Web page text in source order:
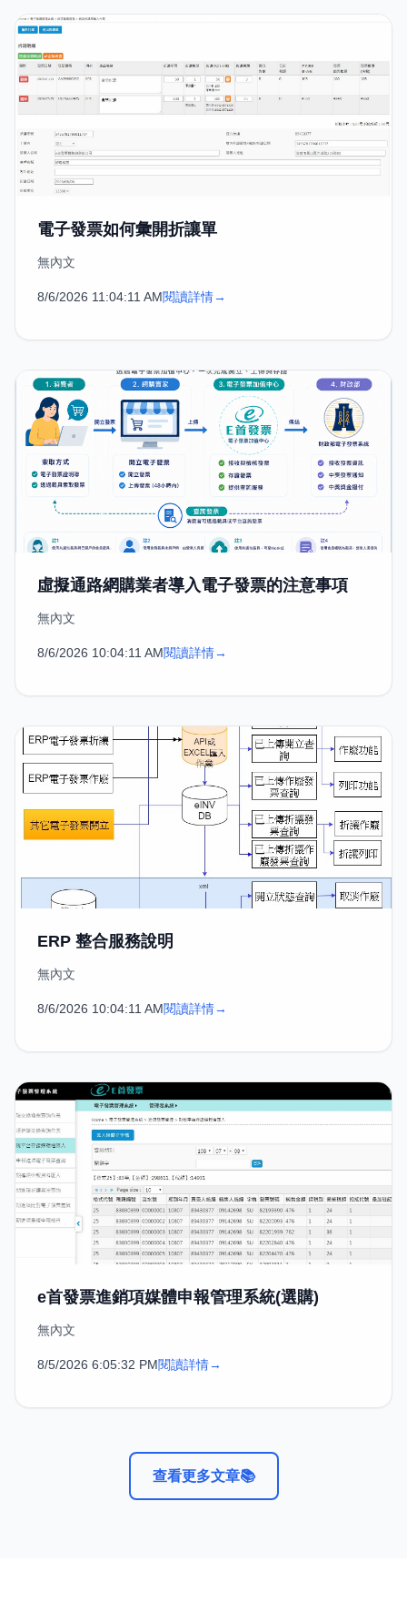
電子發票如何彙開折讓單
無內文
8/6/2026 11:04:11 AM閱讀詳情→
虛擬通路網購業者導入電子發票的注意事項
無內文
8/6/2026 10:04:11 AM閱讀詳情→
ERP 整合服務說明
無內文
8/6/2026 10:04:11 AM閱讀詳情→
e首發票進銷項媒體申報管理系統(選購)
無內文
8/5/2026 6:05:32 PM閱讀詳情→
查看更多文章📚